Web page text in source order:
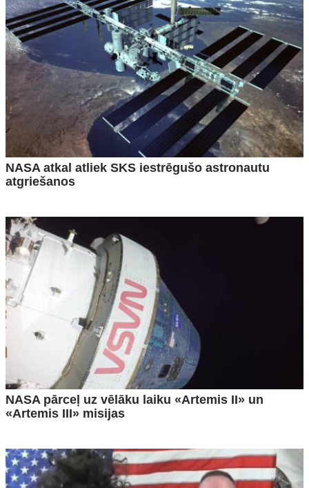
NASA atkal atliek SKS iestrēgušo astronautu
atgriešanos
NASA pārceļ uz vēlāku laiku «Artemis II» un
«Artemis III» misijas